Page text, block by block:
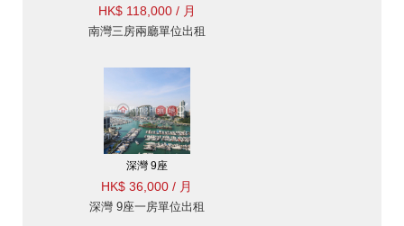
HK$ 118,000 / 月
南灣三房兩廳單位出租
深灣 9座
HK$ 36,000 / 月
深灣 9座一房單位出租